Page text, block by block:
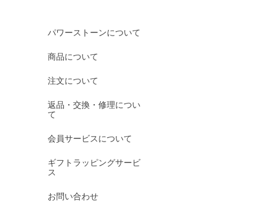
パワーストーンについて
商品について
注文について
返品・交換・修理につい
て
会員サービスについて
ギフトラッピングサービ
ス
お問い合わせ